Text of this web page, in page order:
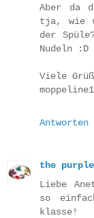
Aber da
tja, wie
der
Nudeln :D
Viele
Antworten
the
Liebe
so
klasse!